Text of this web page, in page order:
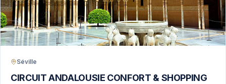
Séville
CIRCUIT ANDALOUSIE CONFORT & SHOPPING